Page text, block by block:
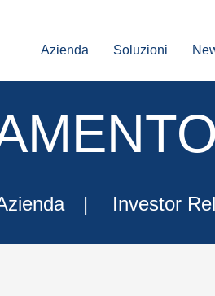
Azienda Soluzioni
Investor